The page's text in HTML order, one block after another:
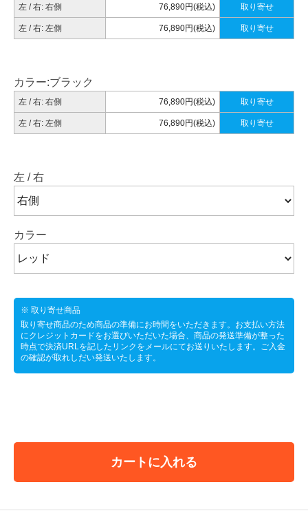
左 / 右: 右側 76,890円(税込) 取り寄せ
左 / 右: 左側 76,890円(税込) 取り寄せ
カラー:ブラック
左 / 右: 右側 76,890円(税込) 取り寄せ
左 / 右: 左側 76,890円(税込) 取り寄せ
左 / 右
カラー
※ 取り寄せ商品
取り寄せ商品のため商品の準備にお時間をいただきます。お支払い方法
にクレジットカードをお選びいただいた場合、商品の発送準備が整った
時点で決済URLを記したリンクをメールにてお送りいたします。ご入金
の確認が取れしだい発送いたします。
カートに入れる